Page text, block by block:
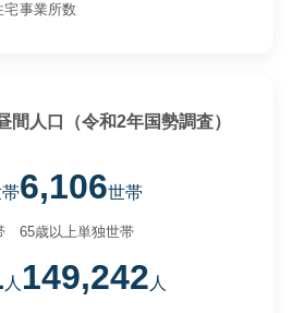
宅事業所数
間人口（令和2年国勢調査）
6,106世帯
65歳以上単独世帯
人 149,242 人